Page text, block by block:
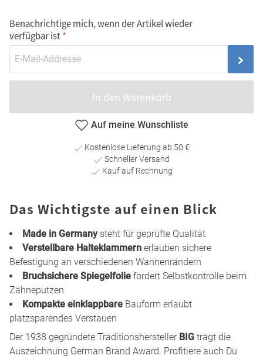
Benachrichtige mich, wenn der Artikel wieder
verfügbar ist
In den Warenkorb
Auf meine Wunschliste
Kostenlose Lieferung ab 50 €
Schneller Versand
Kauf auf Rechnung
Das Wichtigste auf einen Blick
Made in Germanysteht für geprüfte Qualität
Verstellbare Halteklammern erlauben sichere
Befestigung an verschiedenen Wannenrändern
Bruchsichere Spiegelfolie fördert Selbstkontrolle beim
Zähneputzen
Kompakte einklappbare Bauform erlaubt
platzsparendes Verstauen
Der 1938 gegründete Traditionshersteller BIG trägt die
Auszeichnung German Brand Award. Profitiere auch Du